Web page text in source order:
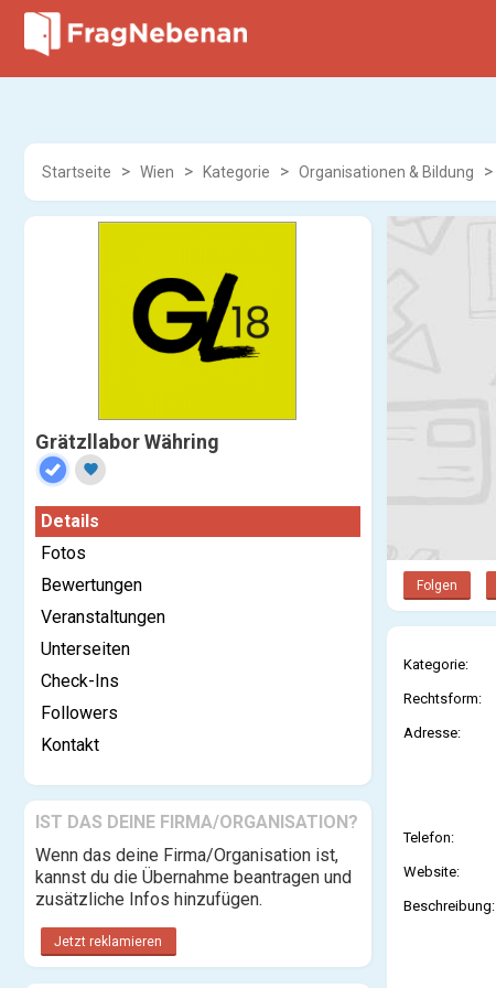
Startseite Wien Kategorie Organisationen & Bildung
Grätzllabor Währing
favorite
Details
Fotos
Bewertungen
Veranstaltungen
Unterseiten
Check-Ins
Followers
Kontakt
IST DAS DEINE FIRMA/ORGANISATION?
Wenn das deine Firma/Organisation ist,
kannst du die Übernahme beantragen und
zusätzliche Infos hinzufügen.
Jetzt reklamieren
Folgen
Kategorie:
Rechtsform:
Adresse:
Telefon:
Website:
Beschreibung: